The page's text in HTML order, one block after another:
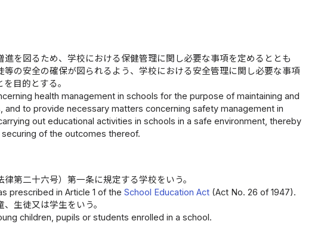
を図るため、学校における保健管理に関し必要な事項を定めるととも
の安全の確保が図られるよう、学校における安全管理に関し必要な事項
目的とする。
health management in schools for the purpose of maintaining and
to provide necessary matters concerning safety management in
out educational activities in schools in a safe environment, thereby
of the outcomes thereof.
第二十六号）第一条に規定する学校をいう。
prescribed in Article 1 of theSchool Education Act (Act No. 26 of 1947).
生徒又は学生をいう。
children, pupils or students enrolled in a school.